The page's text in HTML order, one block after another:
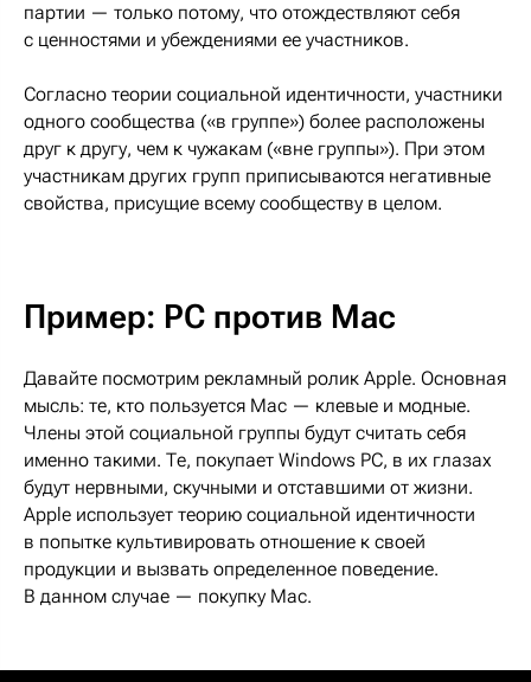
партии — только потому, что отождествляют себя
с ценностями и убеждениями ее участников.
Согласно теории социальной идентичности, участники
одного сообщества («в группе») более расположены
друг к другу, чем к чужакам («вне группы»). При этом
участникам других групп приписываются негативные
свойства, присущие всему сообществу в целом.
Пример: PC против Mac
Давайте посмотрим рекламный ролик Apple. Основная
мысль: те, кто пользуется Mac — клевые и модные.
Члены этой социальной группы будут считать себя
именно такими. Те, покупает Windows PC, в их глазах
будут нервными, скучными и отставшими от жизни.
Apple использует теорию социальной идентичности
в попытке культивировать отношение к своей
продукции и вызвать определенное поведение.
В данном случае — покупку Mac.